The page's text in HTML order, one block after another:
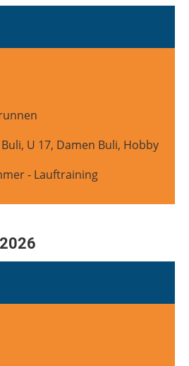
U 17, Damen Buli, Hobby
- Lauftraining